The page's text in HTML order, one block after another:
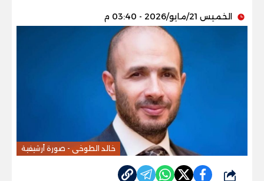
الخميس 21/مايو/2026 - 03:40 م
خالد الطوخى - صورة أرشيفية
شارك